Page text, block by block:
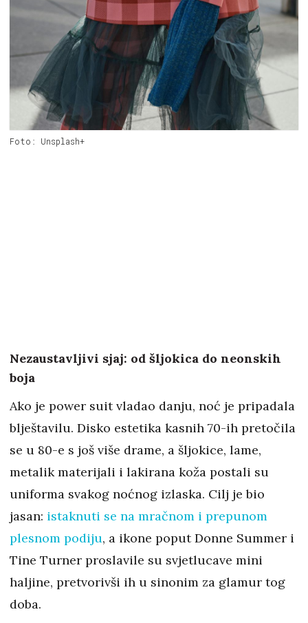
Foto: Unsplash+
Nezaustavljivi sjaj: od šljokica do neonskih
boja
Ako je power suit vladao danju, noć je pripadala
blještavilu. Disko estetika kasnih 70-ih pretočila
se u 80-e s još više drame, a šljokice, lame,
metalik materijali i lakirana koža postali su
uniforma svakog noćnog izlaska. Cilj je bio
jasan: istaknuti se na mračnom i prepunom
plesnom podiju, a ikone poput Donne Summer i
Tine Turner proslavile su svjetlucave mini
haljine, pretvorivši ih u sinonim za glamur tog
doba.